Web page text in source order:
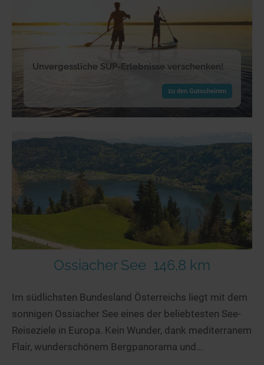
Unvergessliche SUP-Erlebnisse verschenken!
zu den Gutscheinen
Ossiacher See 146,8 km
Im südlichsten Bundesland Österreichs liegt mit dem
sonnigen Ossiacher See eines der beliebtesten See-
Reiseziele in Europa. Kein Wunder, dank mediterranem
Flair, wunderschönem Bergpanorama und...